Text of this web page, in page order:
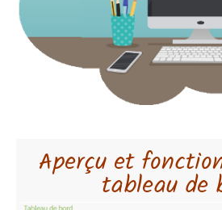
Aperçu et
tableau de